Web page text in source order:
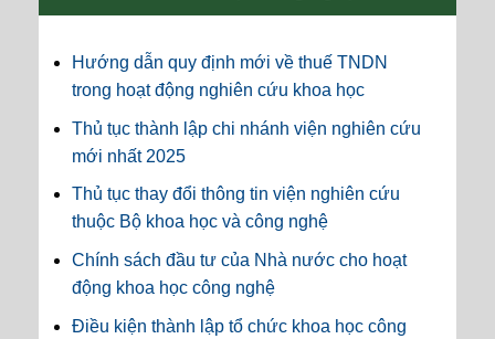
Hướng dẫn quy định mới về thuế TNDN
trong hoạt động nghiên cứu khoa học
Thủ tục thành lập chi nhánh viện nghiên cứu
mới nhất 2025
Thủ tục thay đổi thông tin viện nghiên cứu
thuộc Bộ khoa học và công nghệ
Chính sách đầu tư của Nhà nước cho hoạt
động khoa học công nghệ
Điều kiện thành lập tổ chức khoa học công